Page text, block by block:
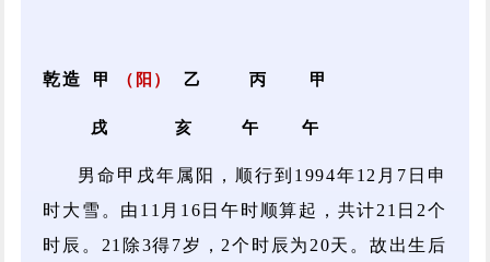
乾造 甲 （阳） 乙 丙 甲
戌 亥 午 午
男命甲戌年属阳，顺行到1994年12月7日申
时大雪。由11月16日午时顺算起，共计21日2个
时辰。21除3得7岁，2个时辰为20天。故出生后